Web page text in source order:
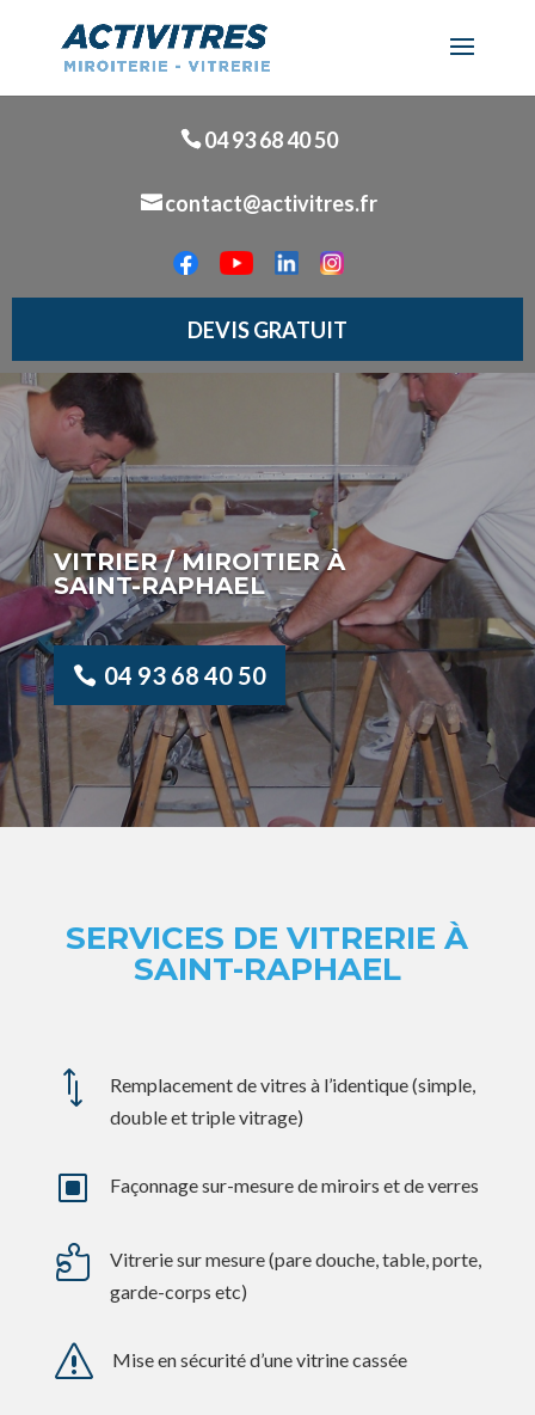
04 93 68 40 50
contact@activitres.fr
DEVIS GRATUIT
VITRIER / MIROITIER À
SAINT-RAPHAEL
04 93 68 40 50
SERVICES DE VITRERIE À
SAINT-RAPHAEL
*
Remplacement de vitres à l’identique (simple,
double et triple vitrage)
W Façonnage sur-mesure de miroirs et de verres

Vitrerie sur mesure (pare douche, table, porte,
garde-corps etc)
s Mise en sécurité d’une vitrine cassée